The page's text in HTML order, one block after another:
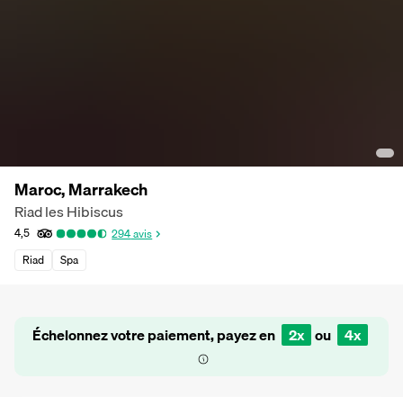
Maroc, Marrakech
Riad les Hibiscus
4,5 294avis
Riad
Spa
Échelonnez votre paiement, payez en 2x ou 4x